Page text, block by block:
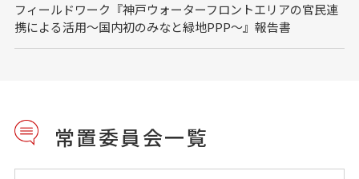
フィールドワーク『神戸ウォーターフロントエリアの官民連
携による活用～国内初のみなと緑地PPP～』報告書
常置委員会一覧